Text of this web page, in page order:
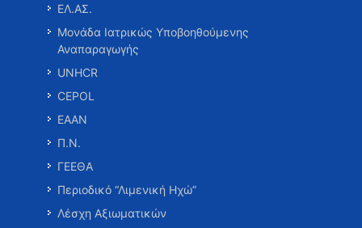
ΕΛ.ΑΣ.
Μονάδα Ιατρικώς Υποβοηθούμενης
Αναπαραγωγής
UNHCR
CEPOL
ΕΑΑΝ
Π.Ν.
ΓΕΕΘΑ
Περιοδικό “Λιμενική Ηχώ”
Λέσχη Αξιωματικών